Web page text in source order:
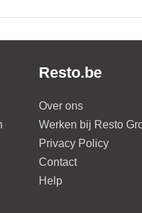
Resto.be
Over ons
Werken bij Resto
Privacy Policy
Contact
Help